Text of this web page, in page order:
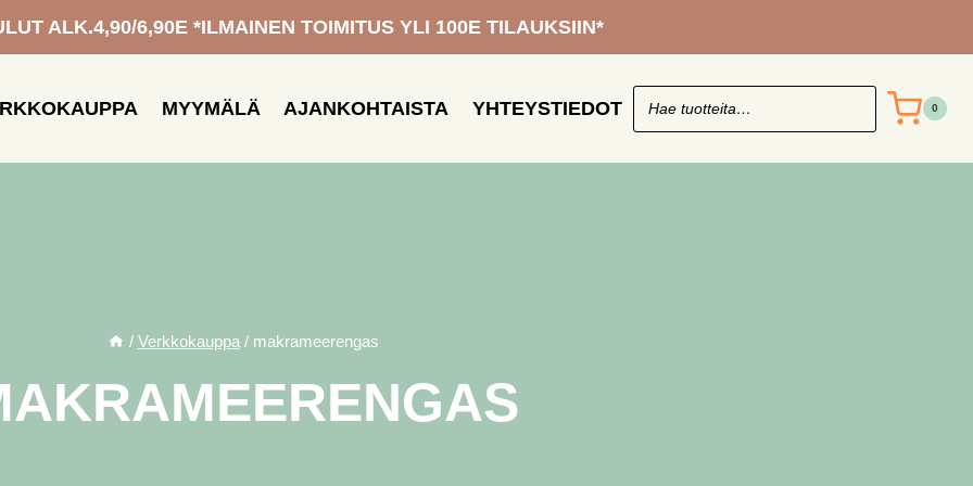
ALK.4,90/6,90E *ILMAINEN TOIMITUS YLI 100E TILAUKSIIN*
MYYMÄLÄ AJANKOHTAISTA YHTEYSTIEDOT 0
/ Verkkokauppa / makrameerengas